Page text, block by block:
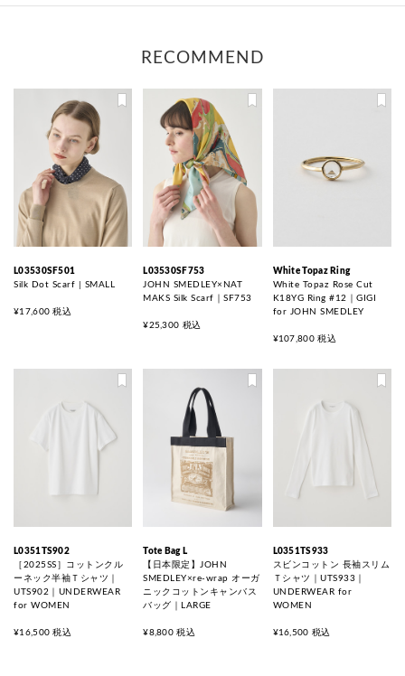
RECOMMEND
L03530SF501
Silk Dot Scarf | SMALL
¥17,600 税込
L03530SF753
JOHN SMEDLEY×NAT
MAKS Silk Scarf｜SF753
¥25,300 税込
White Topaz Ring
White Topaz Rose Cut
K18YG Ring #12｜GIGI
for JOHN SMEDLEY
¥107,800 税込
L0351TS902
［2025SS］コットンクル
ーネック半袖Ｔシャツ｜
UTS902｜UNDERWEAR
for WOMEN
¥16,500 税込
Tote Bag L
【日本限定】JOHN
SMEDLEY×re-wrap オーガ
ニックコットンキャンバス
バッグ｜LARGE
¥8,800 税込
L0351TS933
スビンコットン 長袖スリム
Ｔシャツ｜UTS933｜
UNDERWEAR for
WOMEN
¥16,500 税込